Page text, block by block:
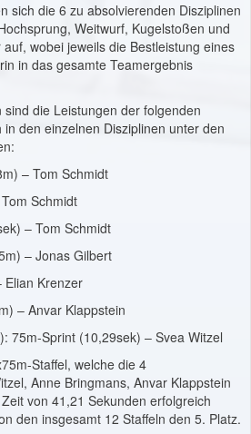
sich die 6 zu absolvierenden Disziplinen
Weitwurf, Kugelstoßen und
wobei jeweils die Bestleistung eines
in das gesamte Teamergebnis
die Leistungen der folgenden
den einzelnen Disziplinen unter den
– Tom Schmidt
Schmidt
– Tom Schmidt
– Jonas Gilbert
Elian Krenzer
– Anvar Klappstein
75m-Sprint (10,29sek) – Svea Witzel
Staffel, welche die 4
Anne Bringmans, Anvar Klappstein
von 41,21 Sekunden erfolgreich
den insgesamt 12 Staffeln den 5. Platz.